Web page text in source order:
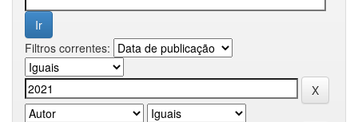
Filtros correntes: